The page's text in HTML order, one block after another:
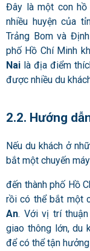
Đây là một con hồ
nhiều huyện của
Trảng Bom và
phố Hồ Chí Minh
Nai là địa điểm
được nhiều du
2.2. Hướng
Nếu du khách ở
bắt một chuyến
đến thành phố Hồ
rồi có thể bắt một
An. Với vị trí
giao thông lớn, du
để có thể tận